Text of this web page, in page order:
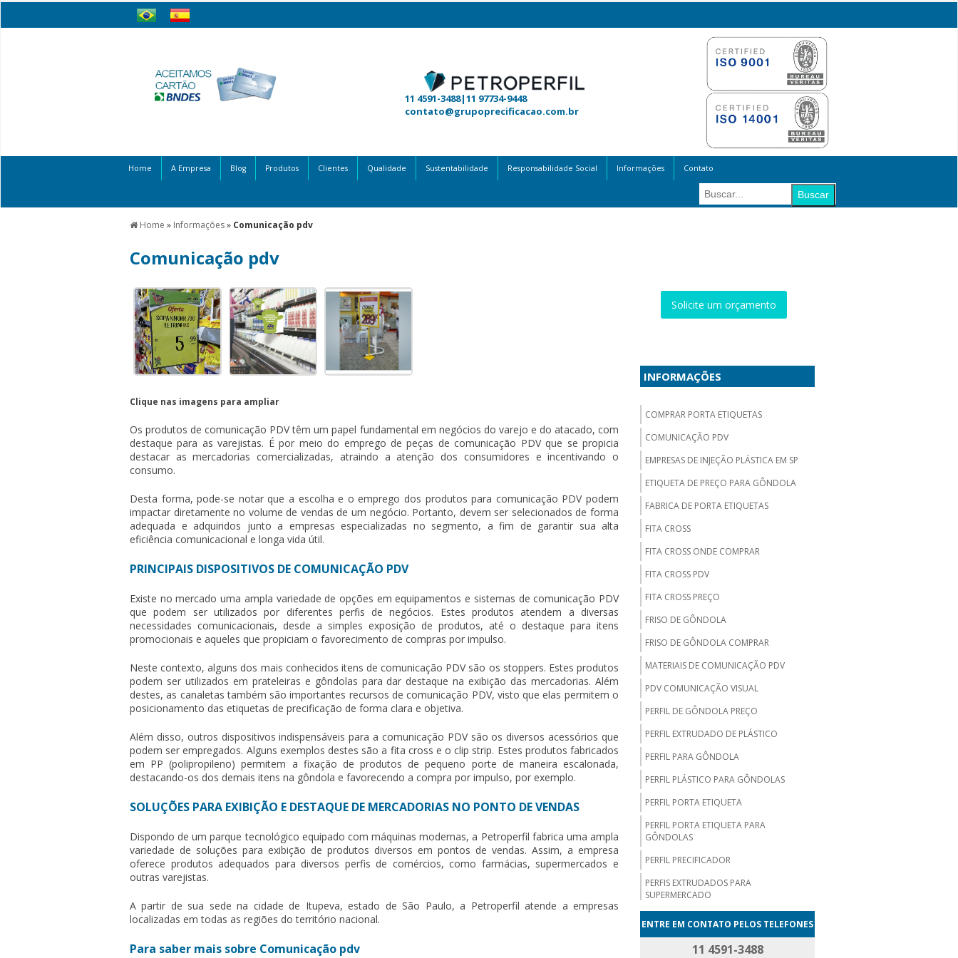
11 4591-3488|11 97734-9448
contato@grupoprecificacao.com.br
Home A Empresa Blog Produtos Clientes Qualidade Sustentabilidade Responsabilidade Social Informações Contato
Home » Informações» Comunicação pdv
Comunicação pdv
Clique nas imagens para ampliar
Os produtos decomunicação PDVtêm um papel fundamental em negócios do varejo e do atacado, com
destaque para as varejistas. É por meio do emprego de peças decomunicação PDVque se propicia
destacar as mercadorias comercializadas, atraindo a atenção dos consumidores e incentivando o
consumo.
Desta forma, pode-se notar que a escolha e o emprego dos produtos para comunicação PDVpodem
impactar diretamente no volume de vendas de um negócio. Portanto, devem ser selecionados de forma
adequada e adquiridos junto a empresas especializadas no segmento, a fim de garantir sua alta
eficiência comunicacional e longa vida útil.
PRINCIPAIS DISPOSITIVOS DE COMUNICAÇÃO PDV
Existe no mercado uma ampla variedade de opções em equipamentos e sistemas decomunicação PDV
que podem ser utilizados por diferentes perfis de negócios. Estes produtos atendem a diversas
necessidades comunicacionais, desde a simples exposição de produtos, até o destaque para itens
promocionais e aqueles que propiciam o favorecimento de compras por impulso.
Neste contexto, alguns dos mais conhecidos itens decomunicação PDVsão os stoppers. Estes produtos
podem ser utilizados em prateleiras e gôndolas para dar destaque na exibição das mercadorias. Além
destes, as canaletas também são importantes recursos decomunicação PDV, visto que elas permitem o
posicionamento das etiquetas de precificação de forma clara e objetiva.
Além disso, outros dispositivos indispensáveis para a comunicação PDVsão os diversos acessórios que
podem ser empregados. Alguns exemplos destes são a fita cross e o clip strip. Estes produtos fabricados
em PP (polipropileno) permitem a fixação de produtos de pequeno porte de maneira escalonada,
destacando-os dos demais itens na gôndola e favorecendo a compra por impulso, por exemplo.
SOLUÇÕES PARA EXIBIÇÃO E DESTAQUE DE MERCADORIAS NO PONTO DE VENDAS
Dispondo de um parque tecnológico equipado com máquinas modernas, a Petroperfil fabrica uma ampla
variedade de soluções para exibição de produtos diversos em pontos de vendas. Assim, a empresa
oferece produtos adequados para diversos perfis de comércios, como farmácias, supermercados e
outras varejistas.
A partir de sua sede na cidade de Itupeva, estado de São Paulo, a Petroperfil atende a empresas
localizadas em todas as regiões do território nacional.
Para saber mais sobre Comunicação pdv
Solicite um orçamento
INFORMAÇÕES
COMPRAR PORTA ETIQUETAS
COMUNICAÇÃO PDV
EMPRESAS DE INJEÇÃO PLÁSTICA EM SP
ETIQUETA DE PREÇO PARA GÔNDOLA
FABRICA DE PORTA ETIQUETAS
FITA CROSS
FITA CROSS ONDE COMPRAR
FITA CROSS PDV
FITA CROSS PREÇO
FRISO DE GÔNDOLA
FRISO DE GÔNDOLA COMPRAR
MATERIAIS DE COMUNICAÇÃO PDV
PDV COMUNICAÇÃO VISUAL
PERFIL DE GÔNDOLA PREÇO
PERFIL EXTRUDADO DE PLÁSTICO
PERFIL PARA GÔNDOLA
PERFIL PLÁSTICO PARA GÔNDOLAS
PERFIL PORTA ETIQUETA
PERFIL PORTA ETIQUETA PARA
GÔNDOLAS
PERFIL PRECIFICADOR
PERFIS EXTRUDADOS PARA
SUPERMERCADO
PLACAS DE PREÇO PARA SUPERMERCADO
PLACAS DE PREÇOS PROMOCIONAIS
ENTRE EM CONTATO PELOS TELEFONES
11 4591-3488